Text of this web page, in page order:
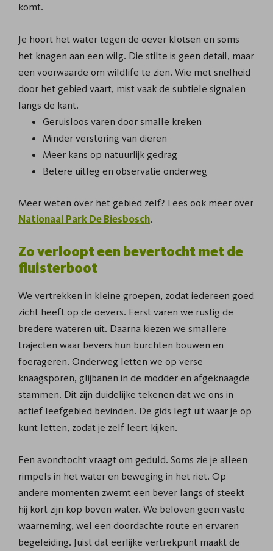
komt.
Je hoort het water tegen de oever klotsen en soms
het knagen aan een wilg. Die stilte is geen detail, maar
een voorwaarde om wildlife te zien. Wie met snelheid
door het gebied vaart, mist vaak de subtiele signalen
langs de kant.
Geruisloos varen door smalle kreken
Minder verstoring van dieren
Meer kans op natuurlijk gedrag
Betere uitleg en observatie onderweg
Meer weten over het gebied zelf? Lees ook meer over
Nationaal Park De Biesbosch.
Zo verloopt een bevertocht met de
fluisterboot
We vertrekken in kleine groepen, zodat iedereen goed
zicht heeft op de oevers. Eerst varen we rustig de
bredere wateren uit. Daarna kiezen we smallere
trajecten waar bevers hun burchten bouwen en
foerageren. Onderweg letten we op verse
knaagsporen, glijbanen in de modder en afgeknaagde
stammen. Dit zijn duidelijke tekenen dat we ons in
actief leefgebied bevinden. De gids legt uit waar je op
kunt letten, zodat je zelf leert kijken.
Een avondtocht vraagt om geduld. Soms zie je alleen
rimpels in het water en beweging in het riet. Op
andere momenten zwemt een bever langs of steekt
hij kort zijn kop boven water. We beloven geen vaste
waarneming, wel een doordachte route en ervaren
begeleiding. Juist dat eerlijke vertrekpunt maakt de